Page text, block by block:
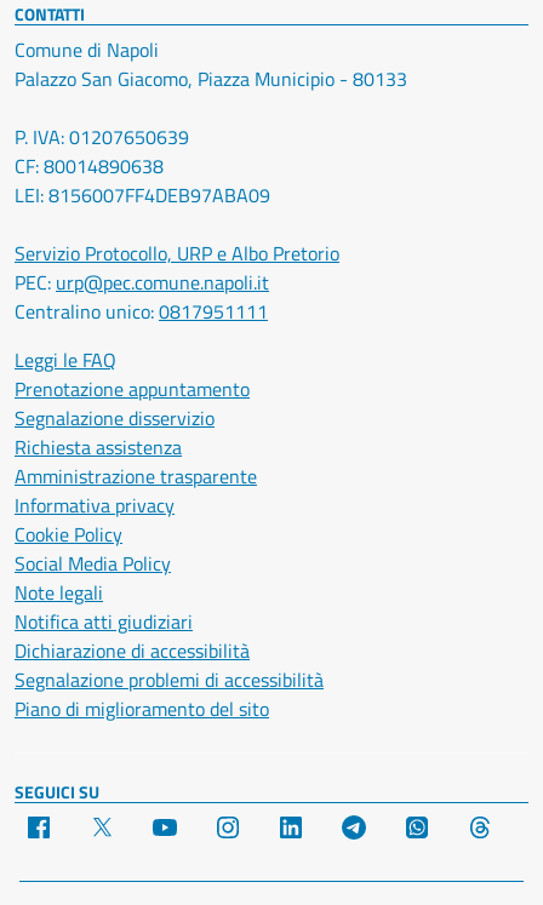
CONTATTI
Comune di Napoli
Palazzo San Giacomo, Piazza Municipio - 80133
P. IVA: 01207650639
CF: 80014890638
LEI: 8156007FF4DEB97ABA09
Servizio Protocollo, URP e Albo Pretorio
PEC: urp@pec.comune.napoli.it
Centralino unico:0817951111
Leggi le FAQ
Prenotazione appuntamento
Segnalazione disservizio
Richiesta assistenza
Amministrazione trasparente
Informativa privacy
Cookie Policy
Social Media Policy
Note legali
Notifica atti giudiziari
Dichiarazione di accessibilità
Segnalazione problemi di accessibilità
Piano di miglioramento del sito
SEGUICI SU
Facebook YouTube Instagram LinkedIn Telegram WhatsApp